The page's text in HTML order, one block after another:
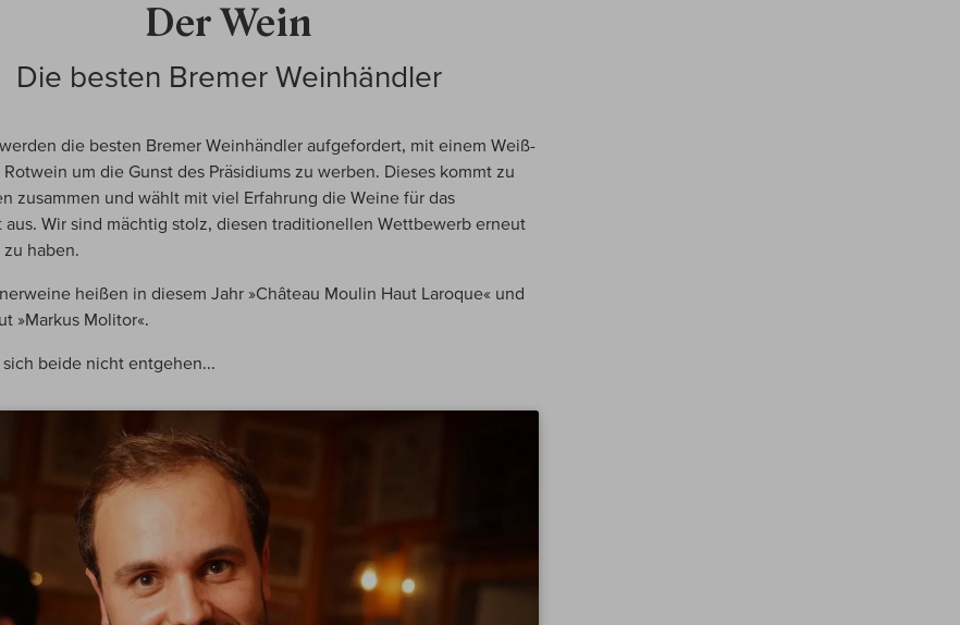
Der Wein
Die besten Bremer Weinhändler
die besten Bremer Weinhändler aufgefordert, mit einem Weiß-
um die Gunst des Präsidiums zu werben. Dieses kommt zu
zusammen und wählt mit viel Erfahrung die Weine für das
aus. Wir sind mächtig stolz, diesen traditionellen Wettbewerb erneut
haben.
heißen in diesem Jahr »Château Moulin Haut Laroque« und
»Markus Molitor«.
sich beide nicht entgehen...